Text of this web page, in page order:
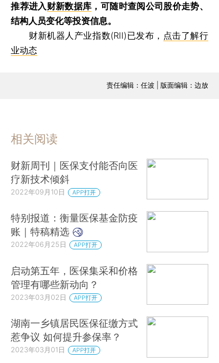
推荐进入财新数据库 ，可随时查阅公司股价走势、
结构人员变化等投资信息。
财新机器人产业指数(RII)已发布， 点击了解行
业动态
责任编辑：任波 | 版面编辑：边放
相关阅读
财新周刊｜医保支付能否向医
疗新技术倾斜
2022年09月10日 APP打开
特别报道：衡量医保基金防疫
账｜特稿精选
2022年06月25日 APP打开
启动第五年，医保集采和价格
管理有哪些新动向？
2023年03月02日 APP打开
湖南一乡镇居民医保征缴方式
惹争议 如何提升参保率？
2023年03月01日 APP打开